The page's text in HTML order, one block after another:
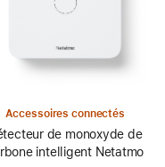
Accessoires connectés
de monoxyde de
intelligent Netatmo